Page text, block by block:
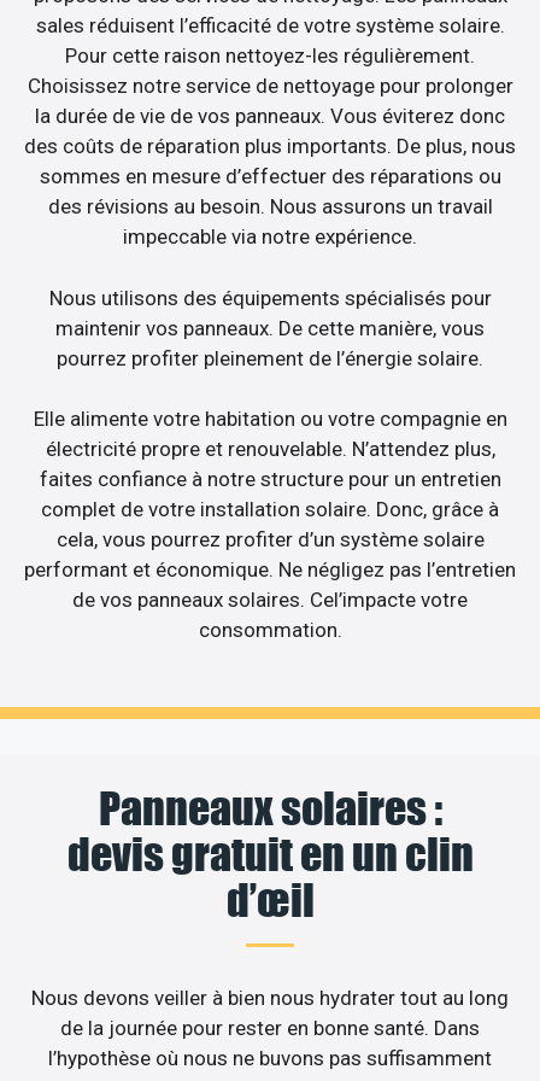
sales réduisent l’efficacité de votre système solaire.
Pour cette raison nettoyez-les régulièrement.
Choisissez notre service de nettoyage pour prolonger
la durée de vie de vos panneaux. Vous éviterez donc
des coûts de réparation plus importants. De plus, nous
sommes en mesure d’effectuer des réparations ou
des révisions au besoin. Nous assurons un travail
impeccable via notre expérience.
Nous utilisons des équipements spécialisés pour
maintenir vos panneaux. De cette manière, vous
pourrez profiter pleinement de l’énergie solaire.
Elle alimente votre habitation ou votre compagnie en
électricité propre et renouvelable. N’attendez plus,
faites confiance à notre structure pour un entretien
complet de votre installation solaire. Donc, grâce à
cela, vous pourrez profiter d’un système solaire
performant et économique. Ne négligez pas l’entretien
de vos panneaux solaires. Cel’impacte votre
consommation.
Panneaux solaires :
devis gratuit en un clin
d’œil
Nous devons veiller à bien nous hydrater tout au long
de la journée pour rester en bonne santé. Dans
l’hypothèse où nous ne buvons pas suffisamment